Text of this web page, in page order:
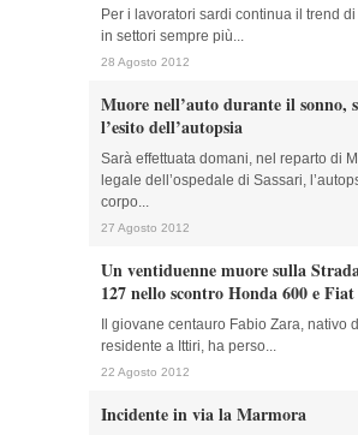
Per i lavoratori sardi continua il trend
in settori sempre più...
28 Agosto 2012
Muore nell’auto durante il sonno,
l’esito dell’autopsia
Sarà effettuata domani, nel reparto di
legale dell’ospedale di Sassari,
corpo...
27 Agosto 2012
Un ventiduenne muore sulla
127 nello scontro Honda 600 e
Il giovane centauro Fabio Zara, nativo
residente a Ittiri, ha perso...
22 Agosto 2012
Incidente in via la Marmora